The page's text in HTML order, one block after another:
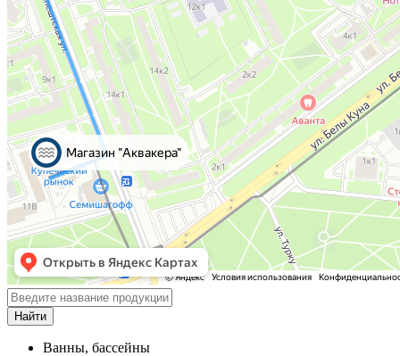
Ванны, бассейны